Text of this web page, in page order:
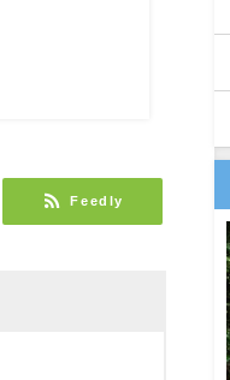
Feedly